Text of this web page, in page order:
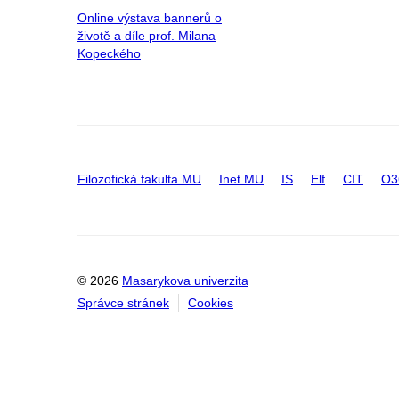
Online výstava bannerů o
životě a díle prof. Milana
Kopeckého
Filozofická fakulta MU Inet MU IS Elf CIT
© 2026 Masarykova univerzita
Správce stránek
Cookies